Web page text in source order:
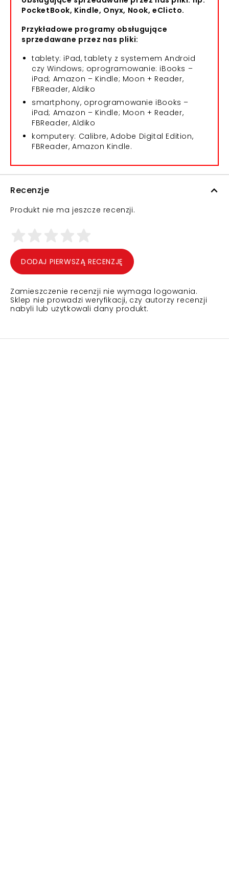
PocketBook, Kindle, Onyx, Nook, eClicto.
Przykładowe programy obsługujące
sprzedawane przez nas pliki:
tablety: iPad, tablety z systemem Android
czy Windows; oprogramowanie: iBooks –
iPad; Amazon – Kindle; Moon + Reader,
FBReader, Aldiko
smartphony, oprogramowanie iBooks –
iPad; Amazon – Kindle; Moon + Reader,
FBReader, Aldiko
komputery: Calibre, Adobe Digital Edition,
FBReader, Amazon Kindle.
Recenzje
Produkt nie ma jeszcze recenzji.
DODAJ PIERWSZĄ RECENZJĘ
Zamieszczenie recenzji nie wymaga logowania.
Sklep nie prowadzi weryfikacji, czy autorzy recenzji
nabyli lub użytkowali dany produkt.